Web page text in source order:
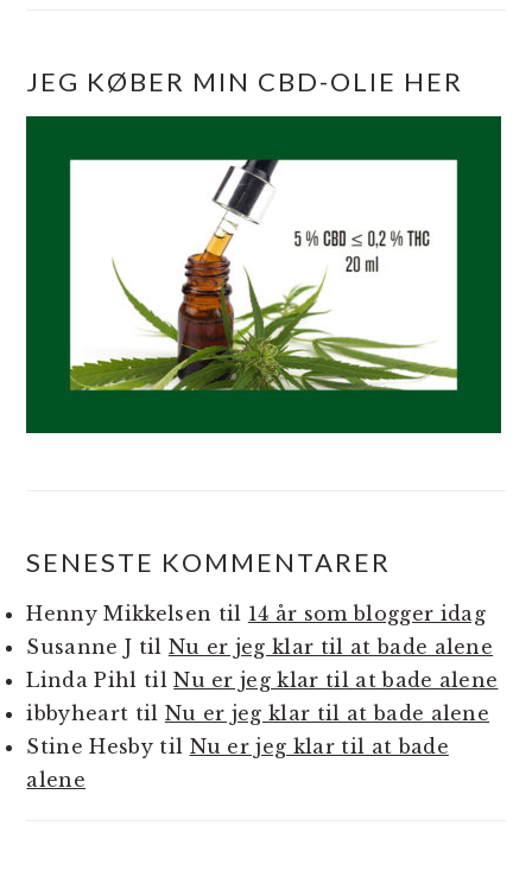
JEG KØBER MIN CBD-OLIE HER
SENESTE KOMMENTARER
Henny Mikkelsen til 14 år som blogger idag
Susanne J til Nu er jeg klar til at bade alene
Linda Pihl tilNu er jeg klar til at bade alene
ibbyheart til Nu er jeg klar til at bade alene
Stine Hesbytil Nu er jeg klar til at bade
alene